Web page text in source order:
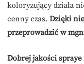
koloryzujący działa
cenny czas. Dzięki
przeprowadzić w
Dobrej jakości spraye